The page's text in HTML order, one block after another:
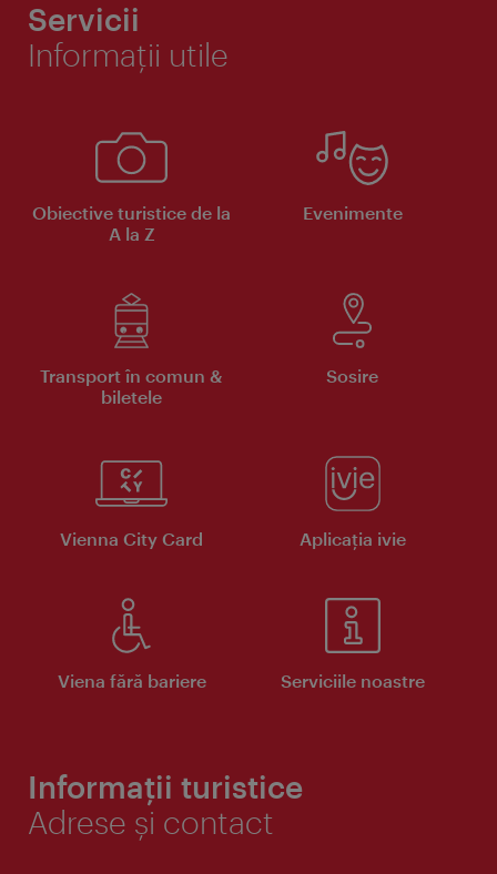
Servicii
Informaţii utile
Obiective turistice de la
A la Z
Evenimente
Transport în comun &
biletele
Sosire
Vienna City Card Aplicaţia ivie
Viena fără bariere Serviciile noastre
Informații turistice
Adrese și contact